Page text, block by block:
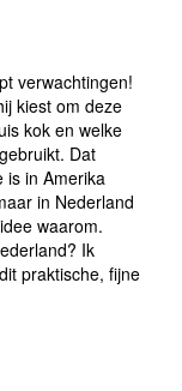
verwachtingen!
kiest om deze
kok en welke
Dat
is in Amerika
in Nederland
waarom.
Ik
praktische, fijne